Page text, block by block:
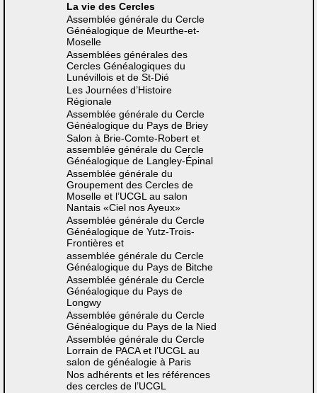
La vie des Cercles
Assemblée générale du Cercle
Généalogique de Meurthe-et-
Moselle
Assemblées générales des
Cercles Généalogiques du
Lunévillois et de St-Dié
Les Journées d’Histoire
Régionale
Assemblée générale du Cercle
Généalogique du Pays de Briey
Salon à Brie-Comte-Robert et
assemblée générale du Cercle
Généalogique de Langley-Épinal
Assemblée générale du
Groupement des Cercles de
Moselle et l’UCGL au salon
Nantais «Ciel nos Ayeux»
Assemblée générale du Cercle
Généalogique de Yutz-Trois-
Frontières et
assemblée générale du Cercle
Généalogique du Pays de Bitche
Assemblée générale du Cercle
Généalogique du Pays de
Longwy
Assemblée générale du Cercle
Généalogique du Pays de la Nied
Assemblée générale du Cercle
Lorrain de PACA et l’UCGL au
salon de généalogie à Paris
Nos adhérents et les références
des cercles de l’UCGL